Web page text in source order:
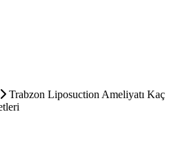
Trabzon Liposuction Ameliyatı Kaç